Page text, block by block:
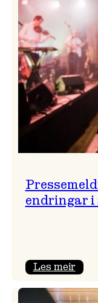
endringar
Les meir:
frå